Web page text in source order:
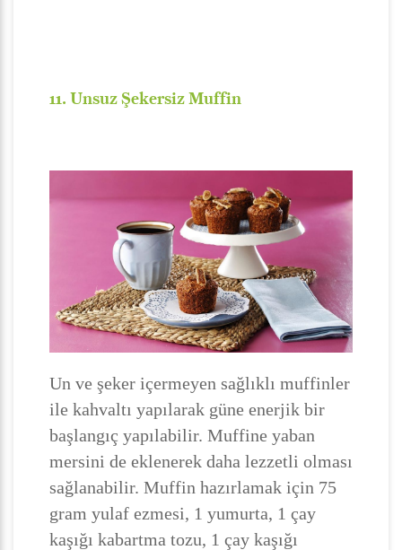
11. Unsuz Şekersiz Muffin
Un ve şeker içermeyen sağlıklı muffinler
ile kahvaltı yapılarak güne enerjik bir
başlangıç yapılabilir. Muffine yaban
mersini de eklenerek daha lezzetli olması
sağlanabilir. Muffin hazırlamak için 75
gram yulaf ezmesi, 1 yumurta, 1 çay
kaşığı kabartma tozu, 1 çay kaşığı